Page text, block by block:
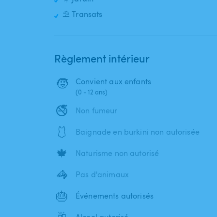
⛱️ Transats
Règlement intérieur
🧒 Convient aux enfants
(0 - 12 ans)
🚭 Non fumeur
🩱 Baignade en burkini non autorisée
🍁 Naturisme non autorisé
🦓 Pas d'animaux
🎂 Événements autorisés